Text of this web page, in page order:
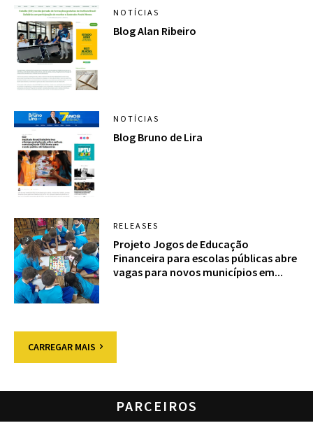
NOTÍCIAS
Blog Alan Ribeiro
NOTÍCIAS
Blog Bruno de Lira
RELEASES
Projeto Jogos de Educação
Financeira para escolas públicas abre
vagas para novos municípios em...
CARREGAR MAIS
PARCEIROS